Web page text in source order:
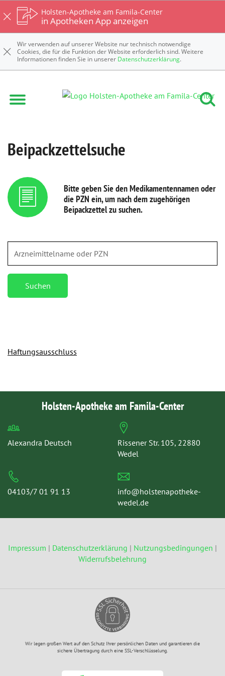
Holsten-Apotheke am Famila-Center
in Apotheken App anzeigen
Wir verwenden auf unserer Website nur technisch notwendige
Cookies, die für die Funktion der Website erforderlich sind. Weitere
Informationen finden Sie in unserer Datenschutzerklärung.
Beipackzettelsuche
Bitte geben Sie den Medikamentennamen oder
die PZN ein, um nach dem zugehörigen
Beipackzettel zu suchen.
Suchen
Haftungsausschluss
Holsten-Apotheke am Famila-Center
Alexandra Deutsch
Rissener Str. 105, 22880
Wedel
04103/7 01 91 13
info@holstenapotheke-
wedel.de
Impressum | Datenschutzerklärung | Nutzungsbedingungen |
Widerrufsbelehrung
Wir legen großen Wert auf den Schutz Ihrer persönlichen Daten und garantieren die
sichere Übertragung durch eine SSL-Verschlüsselung.